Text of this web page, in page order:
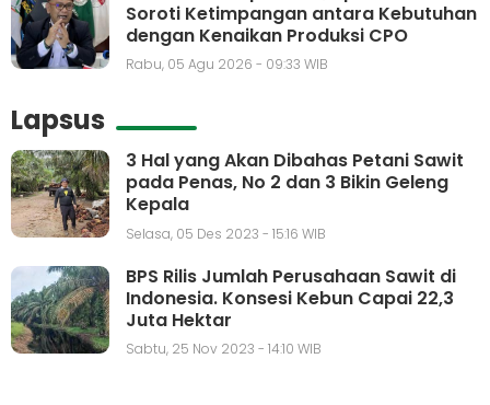
Soroti Ketimpangan antara Kebutuhan
dengan Kenaikan Produksi CPO
Rabu, 05 Agu 2026 - 09:33 WIB
Lapsus
3 Hal yang Akan Dibahas Petani Sawit
pada Penas, No 2 dan 3 Bikin Geleng
Kepala
Selasa, 05 Des 2023 - 15:16 WIB
BPS Rilis Jumlah Perusahaan Sawit di
Indonesia. Konsesi Kebun Capai 22,3
Juta Hektar
Sabtu, 25 Nov 2023 - 14:10 WIB